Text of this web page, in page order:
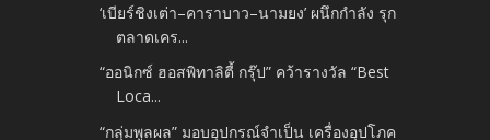
‘เบียร์ชิงเต่า–คาราบาว–นามยง’ ผนึกกำลัง รุก
ตลาดเคร...
“ออนิกซ์ ฮอสพิทาลิตี้ กรุ๊ป” คว้ารางวัล “Best
Loca...
“กลุ่มพูลผล” มอบอุปกรณ์จำเป็น เครื่องอุปโภค